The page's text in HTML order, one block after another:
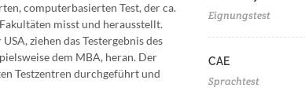
computerbasierten Test, der ca.
misst und herausstellt.
ziehen das Testergebnis des
dem MBA, heran. Der
Testzentren durchgeführt und
Eignungstest
CAE
Sprachtest